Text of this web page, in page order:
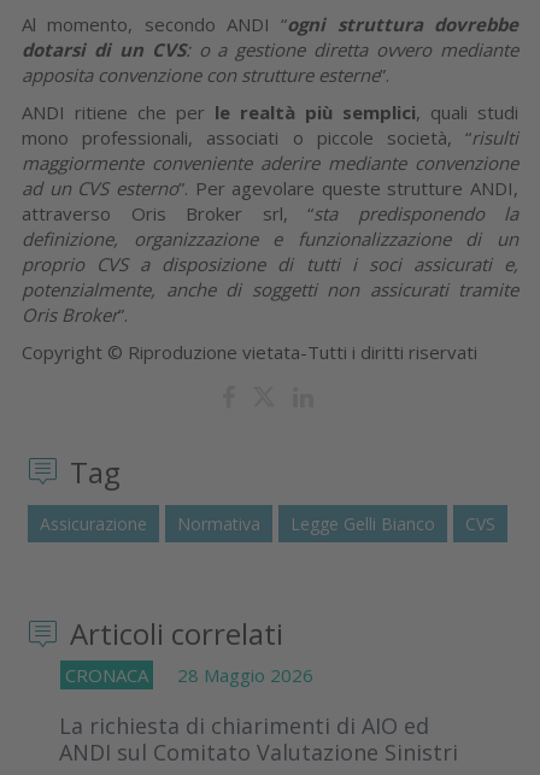
Al momento, secondo ANDI “ogni struttura dovrebbe
dotarsi di un CVS: o a gestione diretta ovvero mediante
apposita convenzione con strutture esterne”.
ANDI ritiene che per le realtà più semplici, quali studi
mono professionali, associati o piccole società, “risulti
maggiormente conveniente aderire mediante convenzione
ad un CVS esterno”. Per agevolare queste strutture ANDI,
attraverso Oris Broker srl, “sta predisponendo la
definizione, organizzazione e funzionalizzazione di un
proprio CVS a disposizione di tutti i soci assicurati e,
potenzialmente, anche di soggetti non assicurati tramite
Oris Broker”.
Copyright © Riproduzione vietata-Tutti i diritti riservati
Tag
Assicurazione Normativa Legge Gelli Bianco CVS
Articoli correlati
CRONACA 28 Maggio 2026
La richiesta di chiarimenti di AIO ed
ANDI sul Comitato Valutazione Sinistri